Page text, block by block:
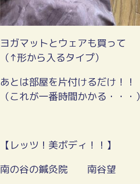
ヨガマットとウェアも買って
（↑形から入るタイプ）
あとは部屋を片付けるだけ！！
（これが一番時間かかる・・・）
【レッツ！美ボディ！！】
南の谷の鍼灸院 南谷望